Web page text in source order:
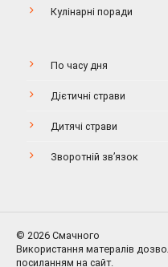
Кулінарні поради
По часу дня
Дієтичні страви
Дитячі страви
Зворотній зв’язок
© 2026 Смачного
Використання матералів
посиланням на сайт.